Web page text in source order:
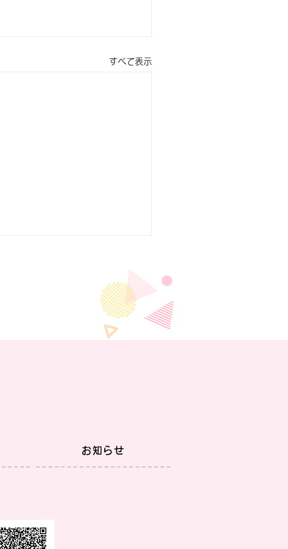
すべて表示
お知らせ